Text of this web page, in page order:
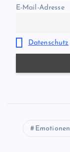
E-Mail-Adresse
Datenschutz
Emotionen